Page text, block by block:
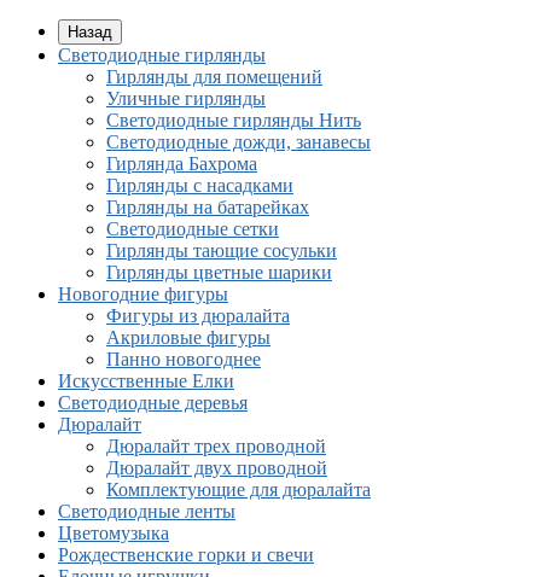
Назад
Светодиодные гирлянды
Гирлянды для помещений
Уличные гирлянды
Светодиодные гирлянды Нить
Светодиодные дожди, занавесы
Гирлянда Бахрома
Гирлянды с насадками
Гирлянды на батарейках
Светодиодные сетки
Гирлянды тающие сосульки
Гирлянды цветные шарики
Новогодние фигуры
Фигуры из дюралайта
Акриловые фигуры
Панно новогоднее
Искусственные Елки
Светодиодные деревья
Дюралайт
Дюралайт трех проводной
Дюралайт двух проводной
Комплектующие для дюралайта
Cветодиодные ленты
Цветомузыка
Рождественские горки и свечи